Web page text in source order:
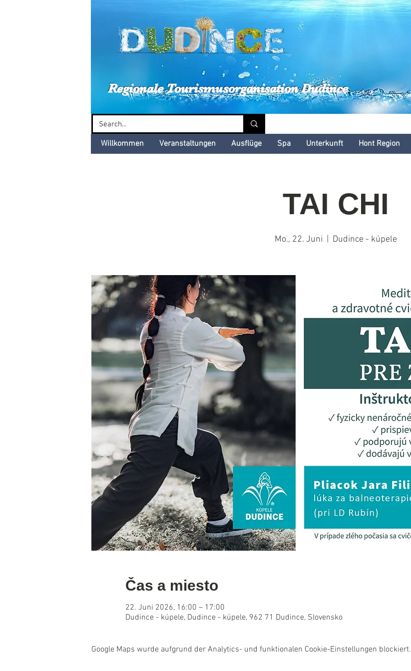
Dudinské kultúrne leto
Regionale Tourismusorganisation Dudince
Willkommen Veranstaltungen Ausflüge Spa Unterkunft Hont Region
TAI CHI
Mo., 22. Juni Dudince - kúpele
Čas a miesto
22. Juni 2026, 16:00 – 17:00
Dudince - kúpele, Dudince - kúpele, 962 71 Dudince, Slovensko
Google Maps wurde aufgrund der Analytics- und funktionalen Cookie-Einstellungen blockiert.